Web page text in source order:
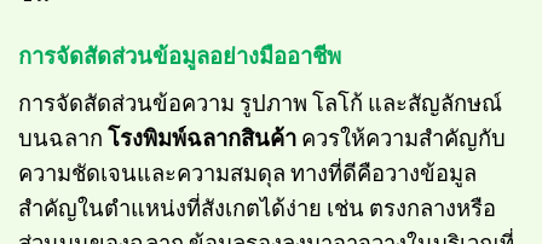
การจัดสัดส่วนข้อมูลอย่างมืออาชีพ
การจัดสัดส่วนข้อความ รูปภาพ โลโก้ และสัญลักษณ์
บนฉลาก โรงพิมพ์ฉลากสินค้า ควรให้ความสำคัญกับ
ความชัดเจนและความสมดุล ทางที่ดีคือวางข้อมูล
สำคัญในตำแหน่งที่สังเกตได้ง่าย เช่น ตรงกลางหรือ